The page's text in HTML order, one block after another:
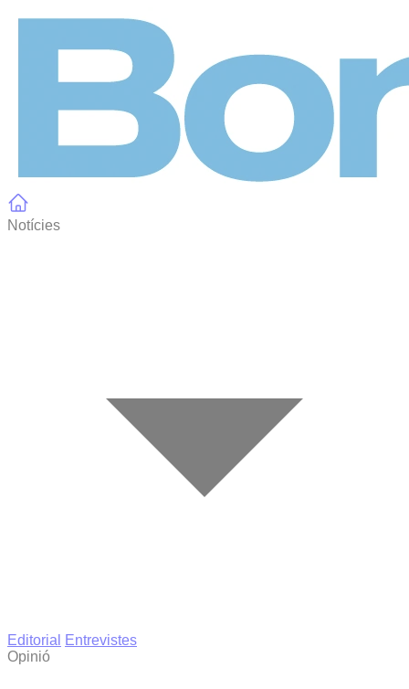
Notícies
Editorial
Entrevistes
Opinió